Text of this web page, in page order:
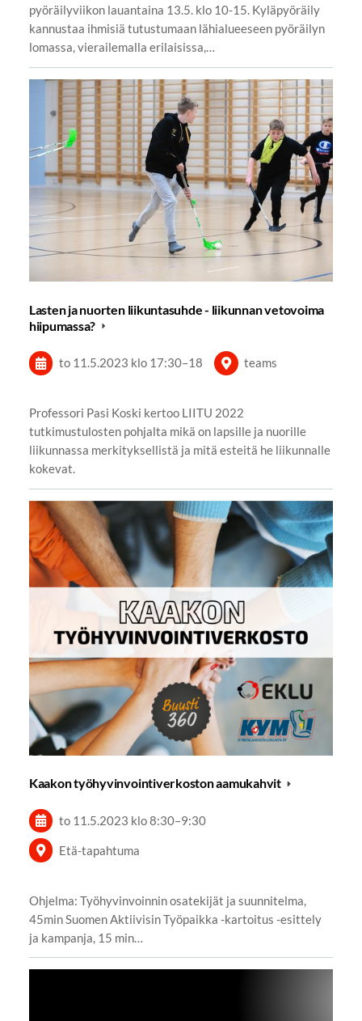
pyöräilyviikon lauantaina 13.5. klo 10-15. Kyläpyöräily
kannustaa ihmisiä tutustumaan lähialueeseen pyöräilyn
lomassa, vierailemalla erilaisissa,…
Lasten ja nuorten liikuntasuhde - liikunnan vetovoima
hiipumassa?
to 11.5.2023 klo 17:30–18 teams
Professori Pasi Koski kertoo LIITU 2022
tutkimustulosten pohjalta mikä on lapsille ja nuorille
liikunnassa merkityksellistä ja mitä esteitä he liikunnalle
kokevat.
Kaakon työhyvinvointiverkoston aamukahvit
to 11.5.2023 klo 8:30–9:30
Etä-tapahtuma
Ohjelma: Työhyvinvoinnin osatekijät ja suunnitelma,
45min Suomen Aktiivisin Työpaikka -kartoitus -esittely
ja kampanja, 15 min…